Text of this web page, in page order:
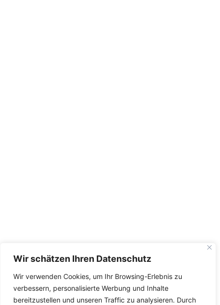
Wir schätzen Ihren Datenschutz
Wir verwenden Cookies, um Ihr Browsing-Erlebnis zu
verbessern, personalisierte Werbung und Inhalte
bereitzustellen und unseren Traffic zu analysieren. Durch